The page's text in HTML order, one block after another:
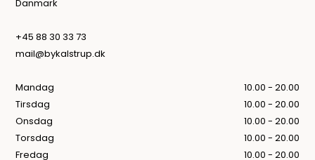
Danmark
+45 88 30 33 73
mail@bykalstrup.dk
Mandag
10.00 - 20.00
Tirsdag
10.00 - 20.00
Onsdag
10.00 - 20.00
Torsdag
10.00 - 20.00
Fredag
10.00 - 20.00